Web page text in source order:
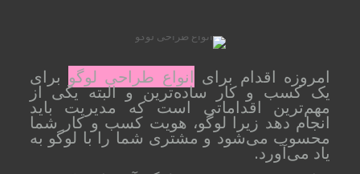
امروزه اقدام برای انواع طراحی لوگو برای
یک کسب و کار ساده‌ترین و البته یکی از
مهم‌ترین اقداماتی است که مدیریت باید
انجام دهد زیرا لوگو، هویت کسب و کار شما
محسوب می‌شود و مشتری شما را با لوگو به
یاد می‌آورد.